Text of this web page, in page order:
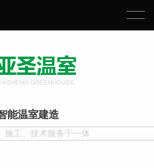
能温室建造
施工、技术服务于一体